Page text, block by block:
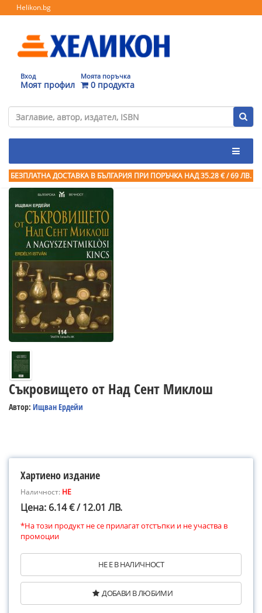
Helikon.bg
Вход
Моят профил
Моята поръчка
0 продукта
БЕЗПЛАТНА ДОСТАВКА В БЪЛГАРИЯ ПРИ ПОРЪЧКА НАД 35.28 € / 69 ЛВ.
Съкровището от Над Сент Миклош
Автор: Ищван Ердейи
Хартиено издание
Наличност: НЕ
Цена: 6.14 € / 12.01 ЛВ.
*На този продукт не се прилагат отстъпки и не участва в
промоции
НЕ Е В НАЛИЧНОСТ
ДОБАВИ В ЛЮБИМИ